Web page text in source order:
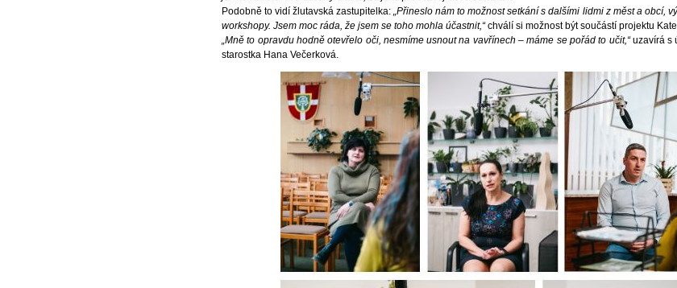
Podobně to vidí žlutavská zastupitelka:„Přineslo nám to možnost setkání s dalšími lidmi z měst a obcí,
workshopy. Jsem moc ráda, že jsem se toho mohla účastnit,“chválí si možnost být součástí projektu
„Mně to opravdu hodně otevřelo oči, nesmíme usnout na vavřínech – máme se pořád to učit,“uzavírá s
starostka Hana Večerková.